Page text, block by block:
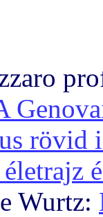
rövid
Wurtz: